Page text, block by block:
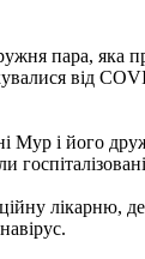
пара, яка
від
Мур і його
лікарню,